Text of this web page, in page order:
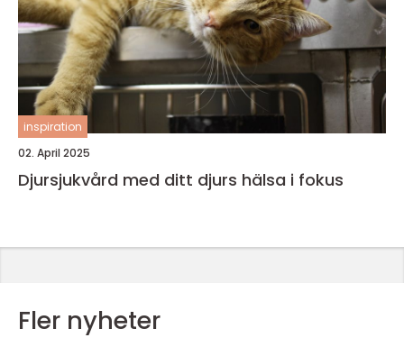
inspiration
02. April 2025
Djursjukvård med ditt djurs hälsa i fokus
Fler nyheter